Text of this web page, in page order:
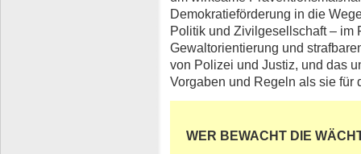
Demokratieförderung in die
Politik und Zivilgesellschaft – im
Gewaltorientierung und
von Polizei und Justiz, und das
Vorgaben und Regeln als sie für
WER BEWACHT DIE